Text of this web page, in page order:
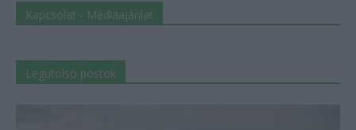
Kapcsolat - Médiaajánlat
Legutolsó postok